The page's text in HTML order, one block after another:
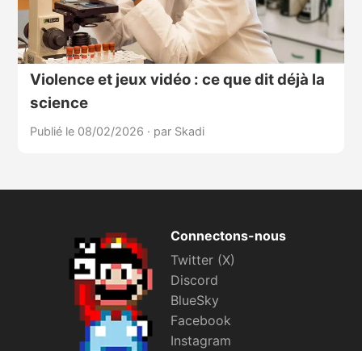
Violence et jeux vidéo : ce que dit déjà la
science
Publié le 08/02/2026 · par Skadi
Connectons-nous
Twitter (X)
Discord
BlueSky
Facebook
Instagram